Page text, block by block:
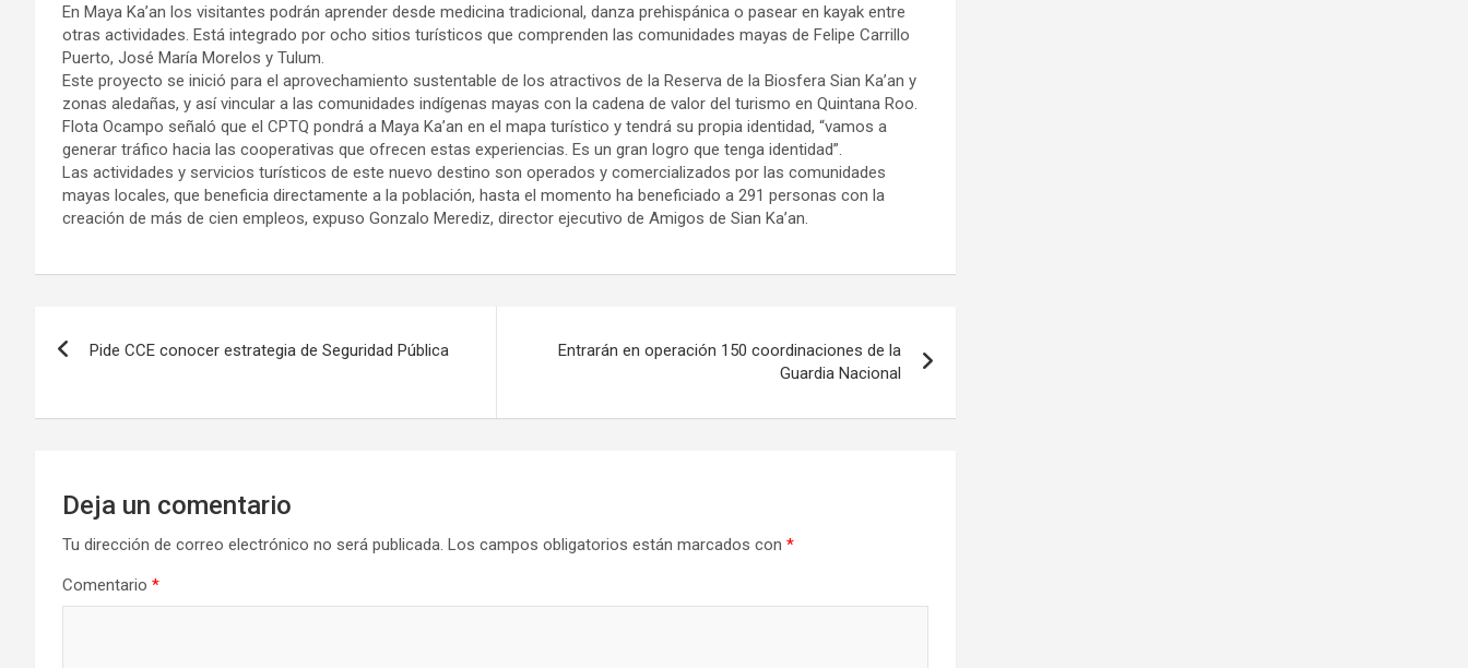
En Maya Ka’an los visitantes podrán aprender desde medicina tradicional, danza prehispánica o pasear en kayak entre
otras actividades. Está integrado por ocho sitios turísticos que comprenden las comunidades mayas de Felipe Carrillo
Puerto, José María Morelos y Tulum.
Este proyecto se inició para el aprovechamiento sustentable de los atractivos de la Reserva de la Biosfera Sian Ka’an y
zonas aledañas, y así vincular a las comunidades indígenas mayas con la cadena de valor del turismo en Quintana Roo.
Flota Ocampo señaló que el CPTQ pondrá a Maya Ka’an en el mapa turístico y tendrá su propia identidad, “vamos a
generar tráfico hacia las cooperativas que ofrecen estas experiencias. Es un gran logro que tenga identidad”.
Las actividades y servicios turísticos de este nuevo destino son operados y comercializados por las comunidades
mayas locales, que beneficia directamente a la población, hasta el momento ha beneficiado a 291 personas con la
creación de más de cien empleos, expuso Gonzalo Merediz, director ejecutivo de Amigos de Sian Ka’an.
entradas
Pide CCE conocer estrategia de Seguridad Pública
Entrarán en operación 150 coordinaciones de la
Guardia Nacional
Deja un comentario
Tu dirección de correo electrónico no será publicada. Los campos obligatorios están marcados con *
Comentario *